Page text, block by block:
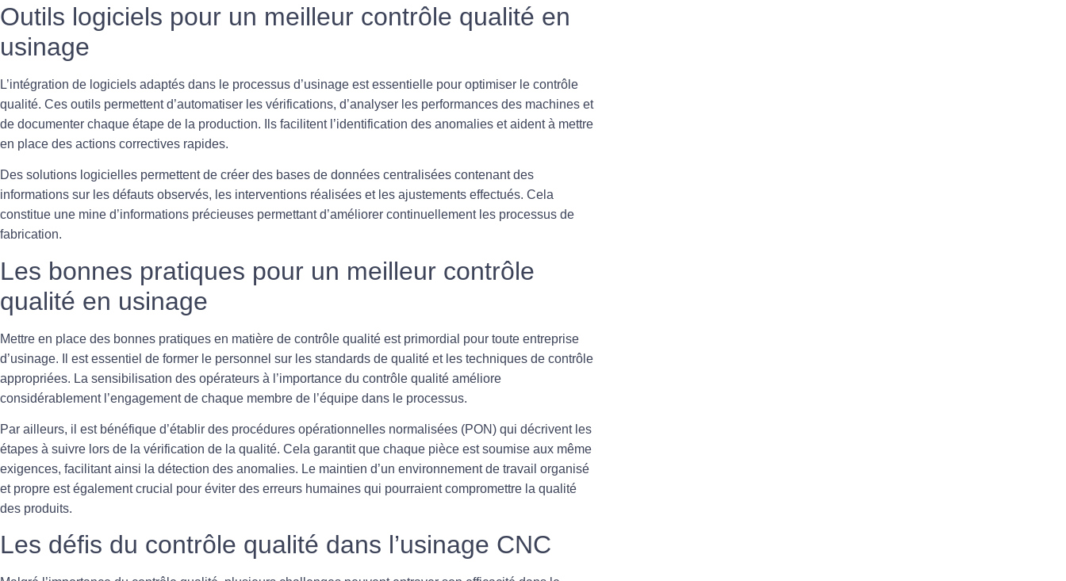
Outils logiciels pour un meilleur contrôle qualité en
usinage
L’intégration de logiciels adaptés dans le processus d’usinage est essentielle pour optimiser le contrôle
qualité. Ces outils permettent d’automatiser les vérifications, d’analyser les performances des machines et
de documenter chaque étape de la production. Ils facilitent l’identification des anomalies et aident à mettre
en place des actions correctives rapides.
Des solutions logicielles permettent de créer des bases de données centralisées contenant des
informations sur les défauts observés, les interventions réalisées et les ajustements effectués. Cela
constitue une mine d’informations précieuses permettant d’améliorer continuellement les processus de
fabrication.
Les bonnes pratiques pour un meilleur contrôle
qualité en usinage
Mettre en place des bonnes pratiques en matière de contrôle qualité est primordial pour toute entreprise
d’usinage. Il est essentiel de former le personnel sur les standards de qualité et les techniques de contrôle
appropriées. La sensibilisation des opérateurs à l’importance du contrôle qualité améliore
considérablement l’engagement de chaque membre de l’équipe dans le processus.
Par ailleurs, il est bénéfique d’établir des procédures opérationnelles normalisées (PON) qui décrivent les
étapes à suivre lors de la vérification de la qualité. Cela garantit que chaque pièce est soumise aux même
exigences, facilitant ainsi la détection des anomalies. Le maintien d’un environnement de travail organisé
et propre est également crucial pour éviter des erreurs humaines qui pourraient compromettre la qualité
des produits.
Les défis du contrôle qualité dans l’usinage CNC